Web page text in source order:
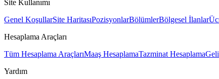
Site Kullanımı
Genel KoşullarSite HaritasıPozisyonlarBölümlerBölgesel İlanlar
Hesaplama Araçları
Tüm Hesaplama AraçlarıMaaş HesaplamaTazminat Hesaplama
Yardım